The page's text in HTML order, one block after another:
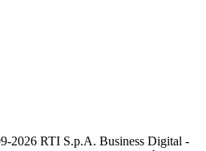
2026 RTI S.p.A. Business Digital -